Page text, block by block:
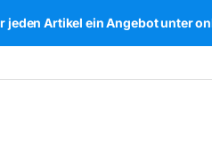
jeden Artikel ein Angebot unter